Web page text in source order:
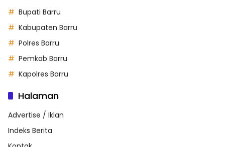
Bupati Barru
Kabupaten Barru
Polres Barru
Pemkab Barru
Kapolres Barru
Halaman
Advertise / Iklan
Indeks Berita